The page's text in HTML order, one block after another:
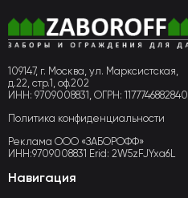
109147, г. Москва, ул. Марксистская,
д.22, стр.1, оф.202
ИНН: 9709008831, ОГРН: 1177746882840
Политика конфиденциальности
Реклама ООО «ЗАБОРОФФ»
ИНН:9709008831 Erid: 2W5zFJYxa6L
Навигация